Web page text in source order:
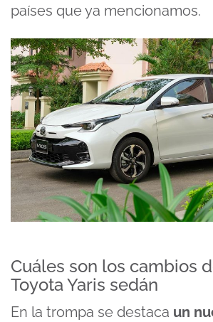
países que ya mencionamos.
Cuáles son los cambios
Toyota Yaris sedán
En la trompa se destaca un